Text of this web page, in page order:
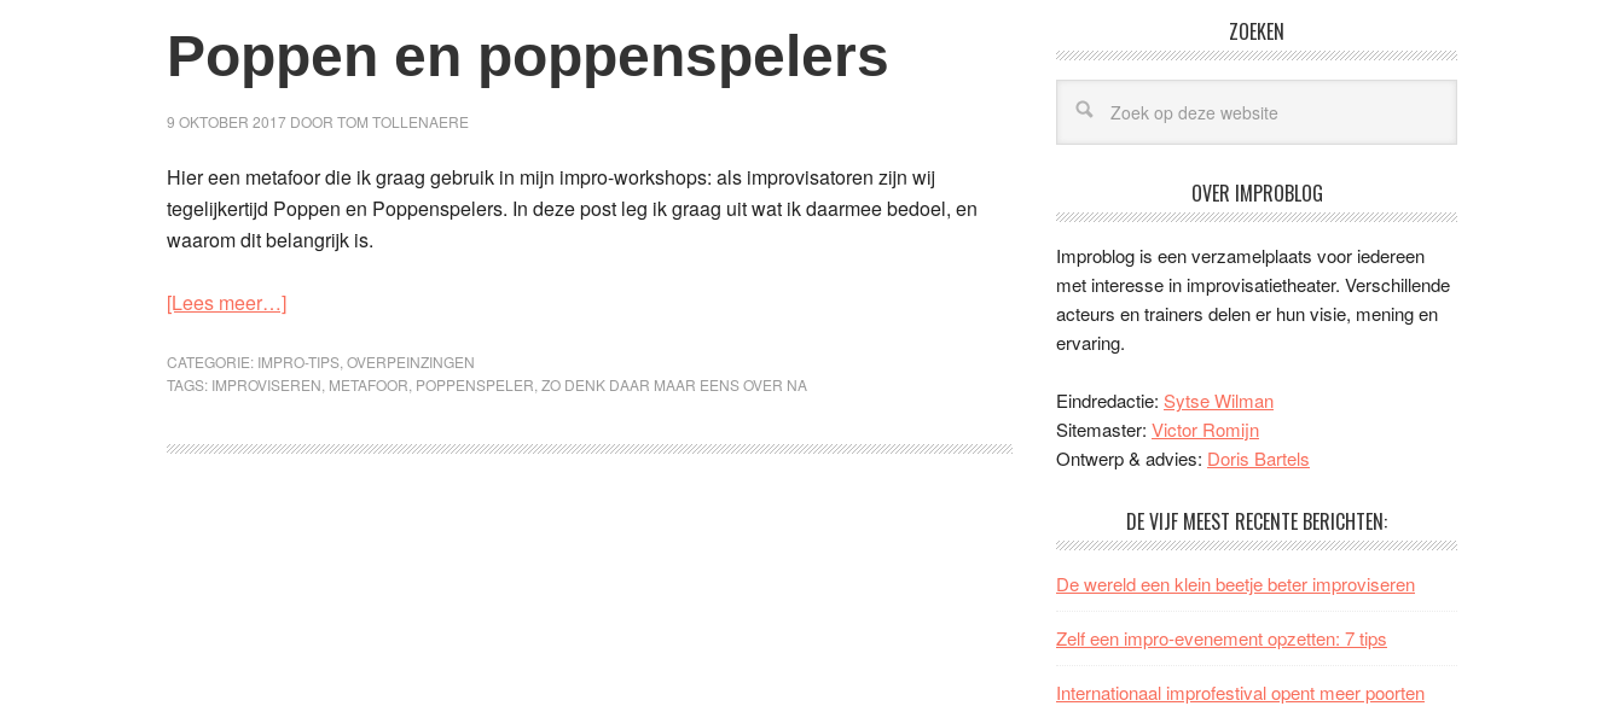
Poppen en poppenspelers
9 OKTOBER 2017 DOOR TOM TOLLENAERE
Hier een metafoor die ik graag gebruik in mijn impro-workshops: als improvisatoren zijn wij
tegelijkertijd Poppen en Poppenspelers. In deze post leg ik graag uit wat ik daarmee bedoel, en
waarom dit belangrijk is.
[Lees meer…]
CATEGORIE: IMPRO-TIPS OVERPEINZINGEN
TAGS: IMPROVISEREN METAFOOR POPPENSPELER ZO DENK DAAR MAAR EENS OVER NA
ZOEKEN
OVER IMPROBLOG
Improblog is een verzamelplaats voor iedereen
met interesse in improvisatietheater. Verschillende
acteurs en trainers delen er hun visie, mening en
ervaring.
Eindredactie: Sytse Wilman
Sitemaster: Victor Romijn
Ontwerp & advies: Doris Bartels
DE VIJF MEEST RECENTE BERICHTEN:
De wereld een klein beetje beter improviseren
Zelf een impro-evenement opzetten: 7 tips
Internationaal improfestival opent meer poorten